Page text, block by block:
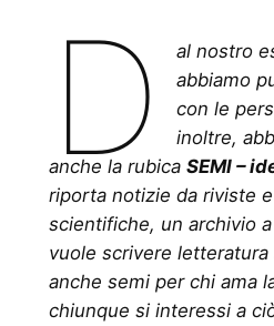
D
al nostro
abbiamo
con le
inoltre,
anche la rubica SEMI –
riporta notizie da riviste
scientifiche, un archivio
vuole scrivere letteratura
anche semi per chi ama
chiunque si interessi a